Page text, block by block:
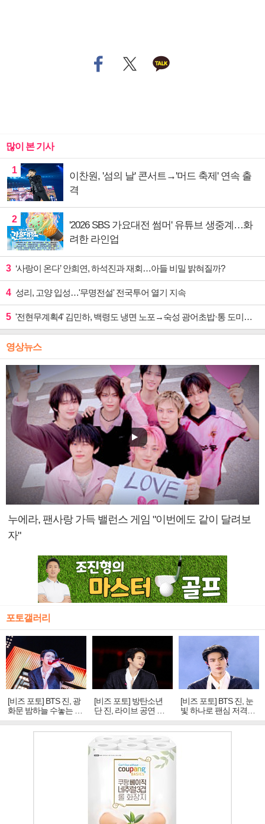
많이 본 기사
1
이찬원, '섬의 날' 콘서트→'머드 축제' 연속 출
격
2
'2026 SBS 가요대전 썸머' 유튜브 생중계…화
려한 라인업
3 ‘사랑이 온다’ 안희연, 하석진과 재회…아들 비밀 밝혀질까?
4 성리, 고양 입성…'무명전설' 전국투어 열기 지속
5 '전현무계획4' 김민하, 백령도 냉면 노포→숙성 광어초밥·통 도미찜 맛집 탐방
영상뉴스
누에라, 팬사랑 가득 밸런스 게임 "이번에도 같이 달려보
자"
포토갤러리
[비즈 포토] BTS 진, 광
화문 밤하늘 수놓는 '비
주얼 킹'의 열창
[비즈 포토] 방탄소년
단 진, 라이브 공연 중
빛나는 독보적 아우라
[비즈 포토] BTS 진, 눈
빛 하나로 팬심 저격…
독보적 카리스마